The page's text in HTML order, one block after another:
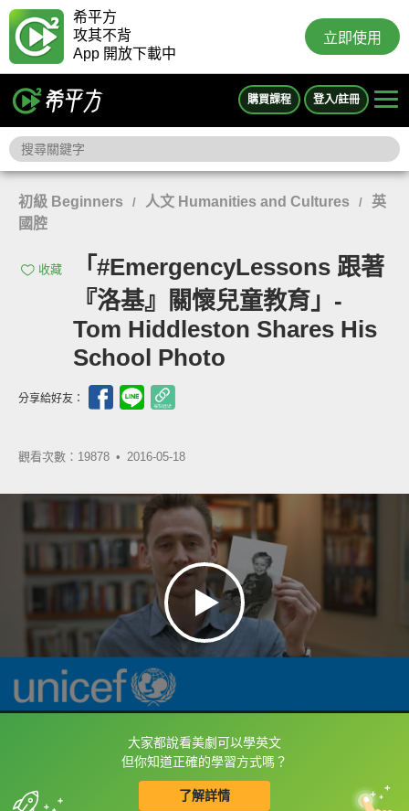
希平方
攻其不背
App 開放下載中
立即使用
購買課程 登入/註冊
初級 Beginners / 人文 Humanities and Cultures /
英
國腔
收藏
「#EmergencyLessons 跟著
『洛基』關懷兒童教育」-
Tom Hiddleston Shares His
School Photo
分享給好友：
觀看次數：19878 • 2016-05-18
大家都說看美劇可以學英文
但你知道正確的學習方式嗎？
了解詳情
框選或點兩下字幕可以直接查字典喔！